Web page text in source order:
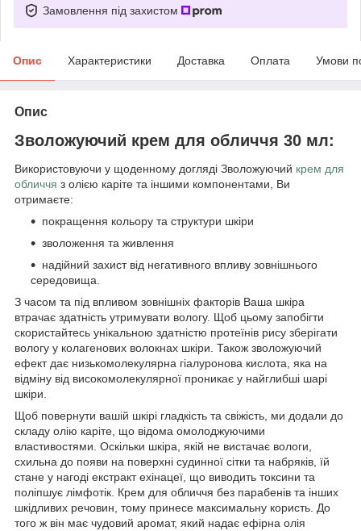
Замовлення під захистом
Опис Характеристики Доставка Оплата Умови
Опис
Зволожуючий крем для обличчя 30 мл:
Використовуючи у щоденному догляді Зволожуючий крем для
обличчя з олією каріте та іншими компонентами, Ви
отримаєте:
покращення кольору та структури шкіри
зволоження та живлення
надійний захист від негативного впливу зовнішнього
середовища.
З часом та під впливом зовнішніх факторів Ваша шкіра
втрачає здатність утримувати вологу. Щоб цьому запобігти
скористайтесь унікальною здатністю протеїнів рису зберігати
вологу у колагенових волокнах шкіри. Також зволожуючий
ефект дає низькомолекулярна гіалуронова кислота, яка на
відміну від високомолекулярної проникає у найглибші шарі
шкіри.
Щоб повернути вашій шкірі гладкість та свіжість, ми додали до
складу олію каріте, що відома омолоджуючими
властивостями. Оскільки шкіра, якій не вистачає вологи,
схильна до появи на поверхні судинної сітки та набряків, їй
стане у нагоді екстракт ехінацеї, що виводить токсини та
поліпшує лімфотік. Крем для обличчя без парабенів та інших
шкідливих речовин, тому принесе максимальну користь. До
того ж він має чудовий аромат, який надає ефірна олія